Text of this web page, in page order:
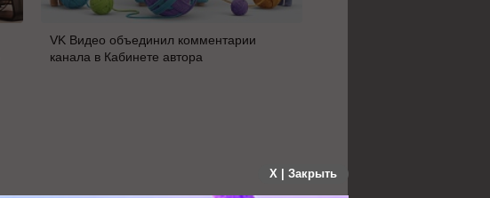
VK Видео объединил комментарии
канала в Кабинете автора
X | Закрыть